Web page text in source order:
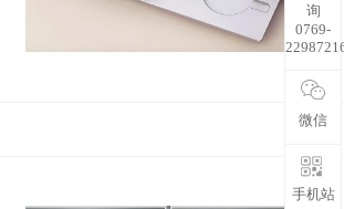
询
0769-
微信
手机站